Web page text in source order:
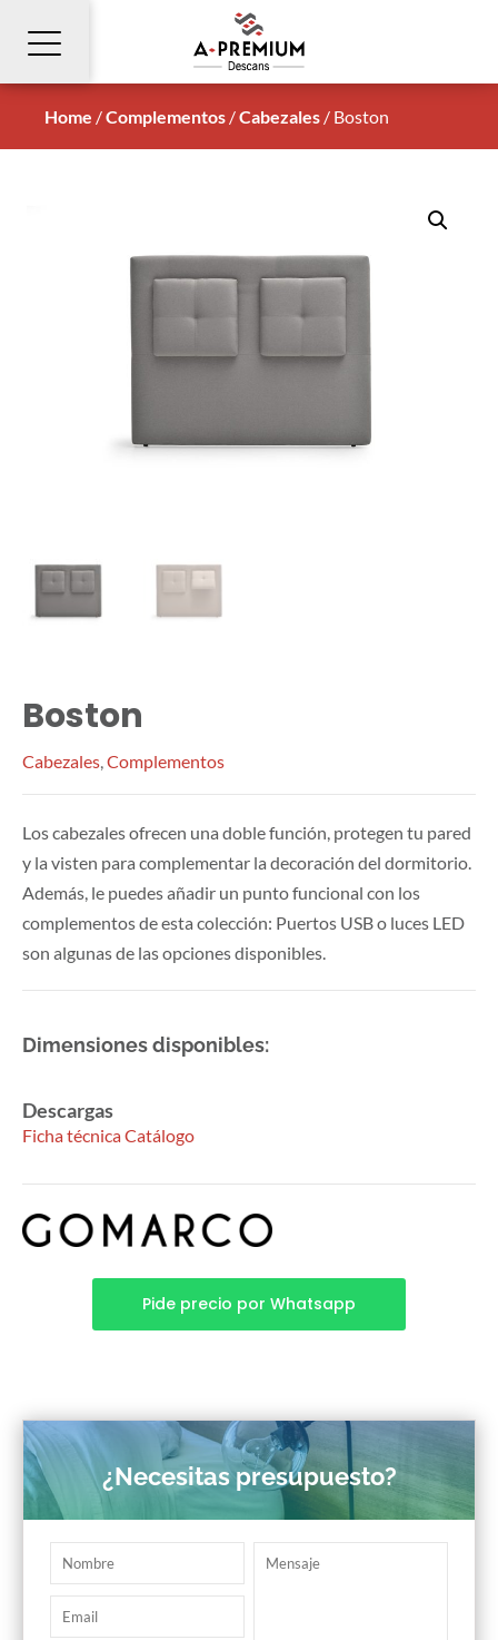
Home /Complementos /Cabezales / Boston
Boston
Cabezales Complementos
Los cabezales ofrecen una doble función, protegen tu pared
y la visten para complementar la decoración del dormitorio.
Además, le puedes añadir un punto funcional con los
complementos de esta colección: Puertos USB o luces LED
son algunas de las opciones disponibles.
Dimensiones disponibles:
Descargas
Ficha técnicaCatálogo
Pide precio por Whatsapp
¿Necesitas presupuesto?